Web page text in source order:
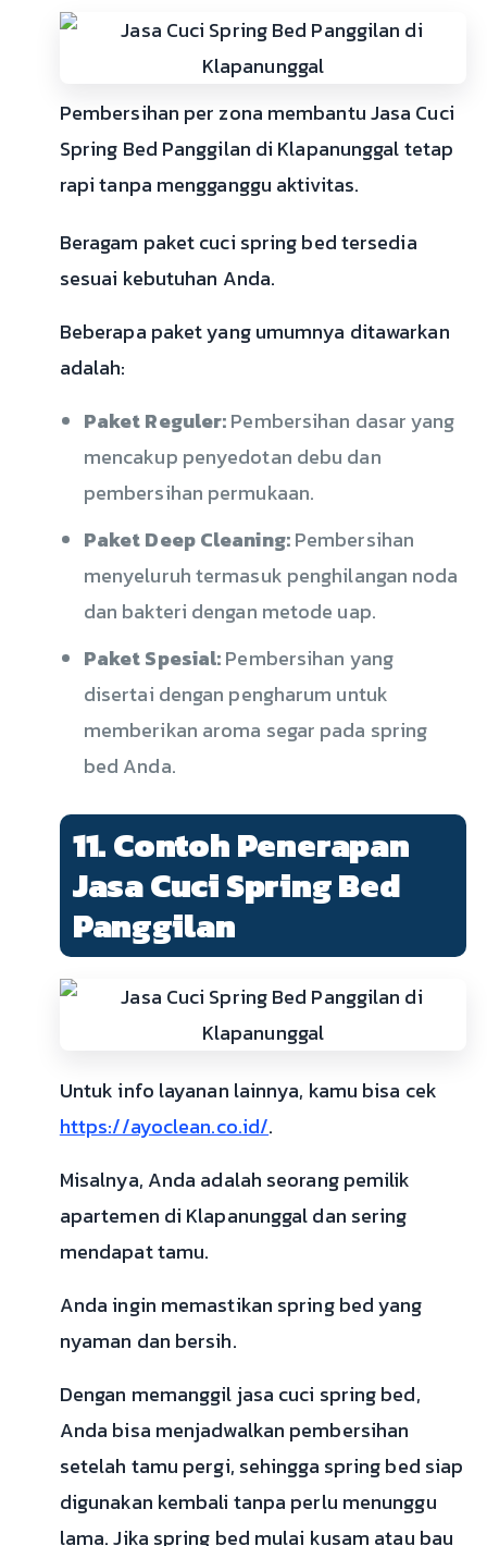
Pembersihan per zona membantu Jasa Cuci
Spring Bed Panggilan di Klapanunggal tetap
rapi tanpa mengganggu aktivitas.
Beragam paket cuci spring bed tersedia
sesuai kebutuhan Anda.
Beberapa paket yang umumnya ditawarkan
adalah:
Paket Reguler:Pembersihan dasar yang
mencakup penyedotan debu dan
pembersihan permukaan.
Paket Deep Cleaning:Pembersihan
menyeluruh termasuk penghilangan noda
dan bakteri dengan metode uap.
Paket Spesial:Pembersihan yang
disertai dengan pengharum untuk
memberikan aroma segar pada spring
bed Anda.
11. Contoh Penerapan
Jasa Cuci Spring Bed
Panggilan
Untuk info layanan lainnya, kamu bisa cek
https://ayoclean.co.id/.
Misalnya, Anda adalah seorang pemilik
apartemen di Klapanunggal dan sering
mendapat tamu.
Anda ingin memastikan spring bed yang
nyaman dan bersih.
Dengan memanggil jasa cuci spring bed,
Anda bisa menjadwalkan pembersihan
setelah tamu pergi, sehingga spring bed siap
digunakan kembali tanpa perlu menunggu
lama. Jika spring bed mulai kusam atau bau